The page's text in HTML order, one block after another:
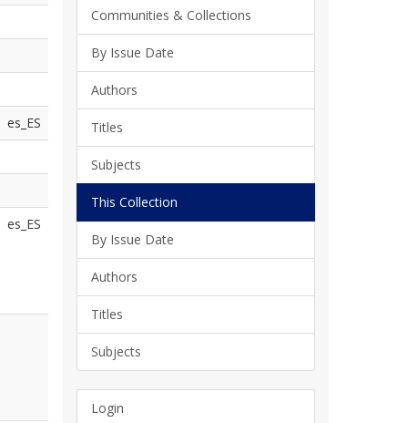
es_ES
es_ES
Communities & Collections
By Issue Date
Authors
Titles
Subjects
This Collection
By Issue Date
Authors
Titles
Subjects
Login